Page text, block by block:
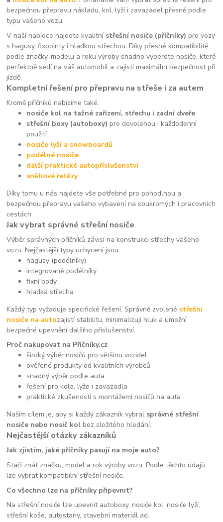
bezpečnou přepravu nákladu, kol, lyží i zavazadel přesně podle
typu vašeho vozu.
V naší nabídce najdete kvalitní střešní nosiče (příčníky) pro vozy
s hagusy, fixpointy i hladkou střechou. Díky přesné kompatibilitě
podle značky, modelu a roku výroby snadno vyberete nosiče, které
perfektně sedí na váš automobil a zajistí maximální bezpečnost při
jízdě.
Kompletní řešení pro přepravu na střeše i za autem
Kromě příčníků nabízíme také:
nosiče kol na tažné zařízení, střechu i zadní dveře
střešní boxy (autoboxy) pro dovolenou i každodenní
použití
nosiče lyží a snowboardů
podélné nosiče
další praktické autopříslušenství
sněhové řetězy
Díky tomu u nás najdete vše potřebné pro pohodlnou a
bezpečnou přepravu vašeho vybavení na soukromých i pracovních
cestách.
Jak vybrat správné střešní nosiče
Výběr správných příčníků závisí na konstrukci střechy vašeho
vozu. Nejčastější typy uchycení jsou:
hagusy (podélníky)
integrované podélníky
fixní body
hladká střecha
Každý typ vyžaduje specifické řešení. Správně zvolené střešní
nosiče na autozajistí stabilitu, minimalizují hluk a umožní
bezpečné upevnění dalšího příslušenství.
Proč nakupovat na Příčníky.cz
široký výběr nosičů pro většinu vozidel
ověřené produkty od kvalitních výrobců
snadný výběr podle auta
řešení pro kola, lyže i zavazadla
praktické zkušenosti s montážemi nosičů na auta
Naším cílem je, aby si každý zákazník vybral správné střešní
nosiče nebo nosič kol bez složitého hledání.
Nejčastější otázky zákazníků
Jak zjistím, jaké příčníky pasují na moje auto?
Stačí znát značku, model a rok výroby vozu. Podle těchto údajů
lze vybrat kompatibilní střešní nosiče.
Co všechno lze na příčníky připevnit?
Na střešní nosiče lze upevnit autoboxy, nosiče kol, nosiče lyží,
střešní koše, autostany, stavební materiál ad.